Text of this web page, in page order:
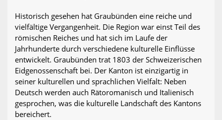
Historisch gesehen hat Graubünden eine reiche und
vielfältige Vergangenheit. Die Region war einst Teil des
römischen Reiches und hat sich im Laufe der
Jahrhunderte durch verschiedene kulturelle Einflüsse
entwickelt. Graubünden trat 1803 der Schweizerischen
Eidgenossenschaft bei. Der Kanton ist einzigartig in
seiner kulturellen und sprachlichen Vielfalt: Neben
Deutsch werden auch Rätoromanisch und Italienisch
gesprochen, was die kulturelle Landschaft des Kantons
bereichert.